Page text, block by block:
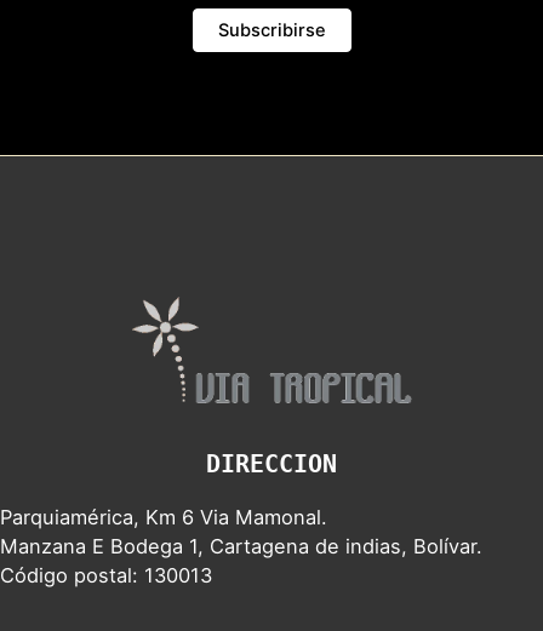
DIRECCION
Parquiamérica, Km 6 Via Mamonal.
Manzana E Bodega 1, Cartagena de indias, Bolívar.
Código postal: 130013